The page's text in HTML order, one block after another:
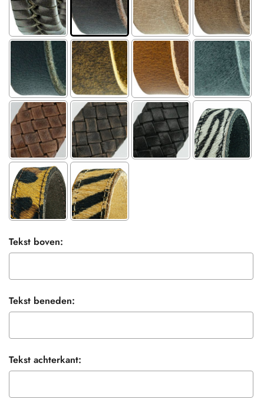
Tekst boven:
Tekst beneden:
Tekst achterkant: